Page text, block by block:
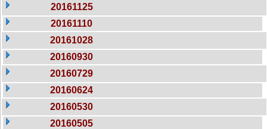
20161125
20161110
20161028
20160930
20160729
20160624
20160530
20160505